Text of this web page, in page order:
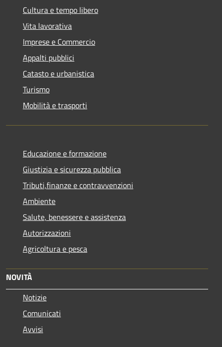
Cultura e tempo libero
Vita lavorativa
Imprese e Commercio
Appalti pubblici
Catasto e urbanistica
Turismo
Mobilità e trasporti
Educazione e formazione
Giustizia e sicurezza pubblica
Tributi,finanze e contravvenzioni
Ambiente
Salute, benessere e assistenza
Autorizzazioni
Agricoltura e pesca
NOVITÀ
Notizie
Comunicati
Avvisi